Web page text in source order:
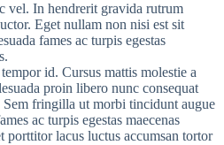
vel. In hendrerit gravida rutrum
Eget nullam non nisi est sit
fames ac turpis egestas
id. Cursus mattis molestie a
proin libero nunc consequat
fringilla ut morbi tincidunt augue
ac turpis egestas maecenas
lacus luctus accumsan tortor